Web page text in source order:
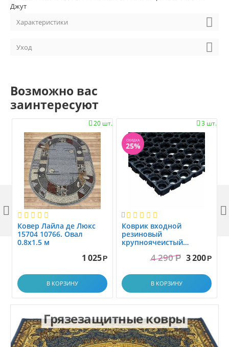
Джут
Характеристики
Уход
Возможно вас
заинтересуют
20 шт.

Ковер Лайла де Люкс
15704 10766. Овал
0.8x1.5 м
1 025 Р
В КОРЗИНУ
3 шт.

СКИДКА
25%

Коврик вxодной
резиновый
крупноячеистый
1.0x1.5 м4 290 Р 3 200 Р
В КОРЗИНУ
 
Грязезащитные ковры